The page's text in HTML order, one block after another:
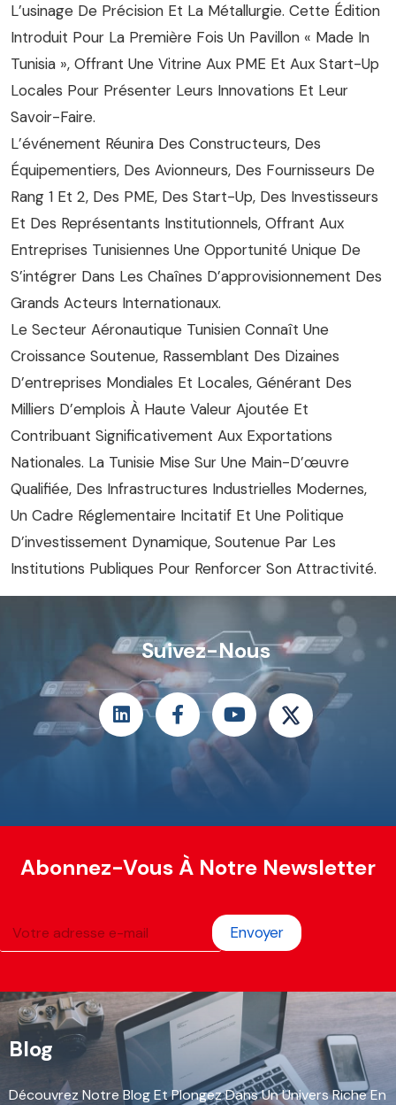
L’usinage De Précision Et La Métallurgie. Cette Édition
Introduit Pour La Première Fois Un Pavillon « Made In
Tunisia », Offrant Une Vitrine Aux PME Et Aux Start-Up
Locales Pour Présenter Leurs Innovations Et Leur
Savoir-Faire.
L’événement Réunira Des Constructeurs, Des
Équipementiers, Des Avionneurs, Des Fournisseurs De
Rang 1 Et 2, Des PME, Des Start-Up, Des Investisseurs
Et Des Représentants Institutionnels, Offrant Aux
Entreprises Tunisiennes Une Opportunité Unique De
S’intégrer Dans Les Chaînes D’approvisionnement Des
Grands Acteurs Internationaux.
Le Secteur Aéronautique Tunisien Connaît Une
Croissance Soutenue, Rassemblant Des Dizaines
D’entreprises Mondiales Et Locales, Générant Des
Milliers D’emplois À Haute Valeur Ajoutée Et
Contribuant Significativement Aux Exportations
Nationales. La Tunisie Mise Sur Une Main-D’œuvre
Qualifiée, Des Infrastructures Industrielles Modernes,
Un Cadre Réglementaire Incitatif Et Une Politique
D’investissement Dynamique, Soutenue Par Les
Institutions Publiques Pour Renforcer Son Attractivité.
Suivez-Nous
Abonnez-Vous À Notre Newsletter
Envoyer
Blog
Découvrez Notre Blog Et Plongez Dans Un Univers Riche En